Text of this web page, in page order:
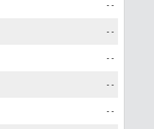
--
--
--
--
--